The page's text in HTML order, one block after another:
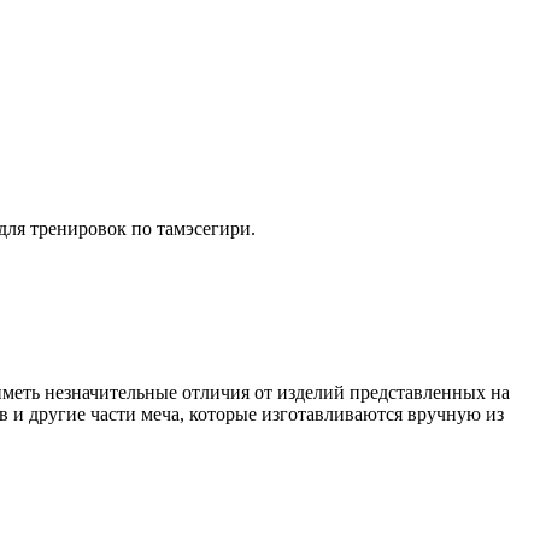
тренировок по тамэсегири.
незначительные отличия от изделий представленных на
другие части меча, которые изготавливаются вручную из